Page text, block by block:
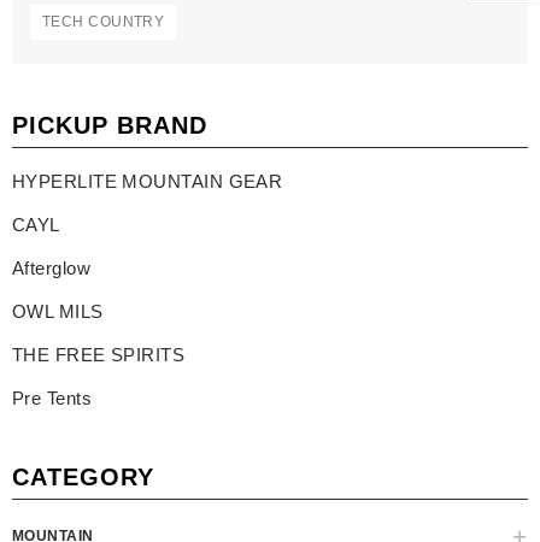
TECH COUNTRY
PICKUP BRAND
HYPERLITE MOUNTAIN GEAR
CAYL
Afterglow
OWL MILS
THE FREE SPIRITS
Pre Tents
CATEGORY
MOUNTAIN